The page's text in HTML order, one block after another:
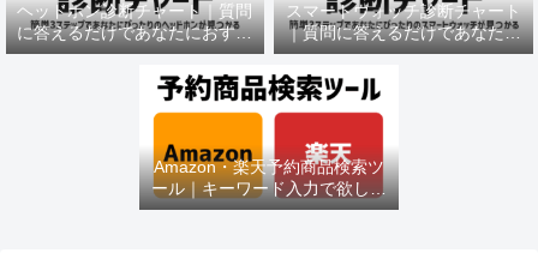
ヘッドホン診断チャート｜質問
に答えるだけであなたにおすす
めの機種がわかる
スマートウォッチ診断チャート
｜質問に答えるだけであなたに
おすすめの機種がわかる
Amazon・楽天予約商品検索ツ
ール｜キーワード入力で欲しい
商品を即チェック